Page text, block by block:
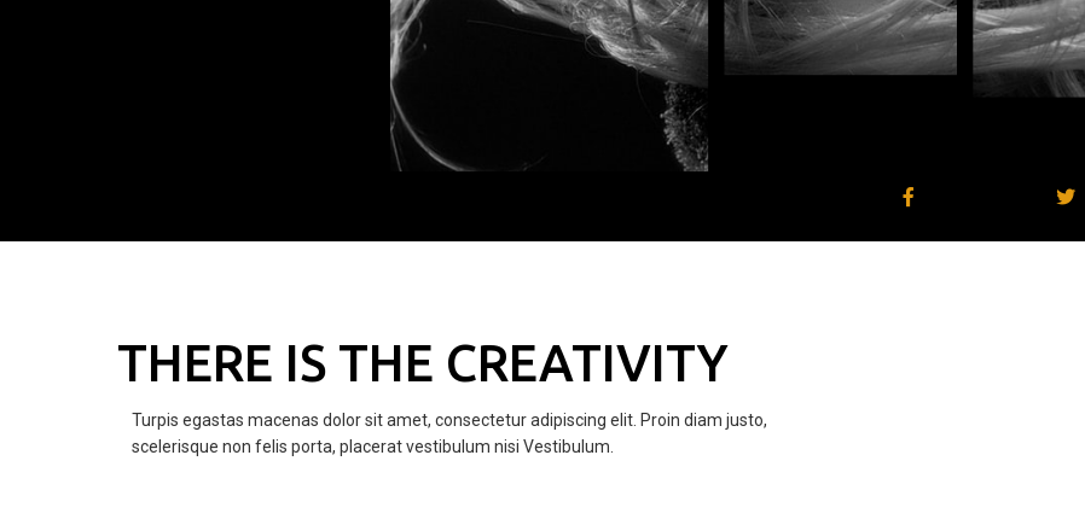
THERE IS THE CREATIVITY
Turpis egastas macenas dolor sit amet, consectetur adipiscing elit. Proin diam justo,
scelerisque non felis porta, placerat vestibulum nisi Vestibulum.